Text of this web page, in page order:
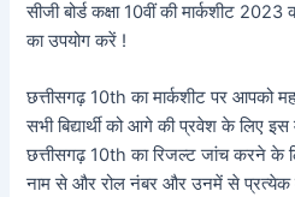
सीजी बोर्ड कक्षा 10वीं की मार्कशीट
का उपयोग करें !
छत्तीसगढ़ 10th का मार्कशीट पर आपको
सभी बिद्यार्थी को आगे की प्रवेश के लिए
छत्तीसगढ़ 10th का रिजल्ट जांच करने
नाम से और रोल नंबर और उनमें से प्रत्येक